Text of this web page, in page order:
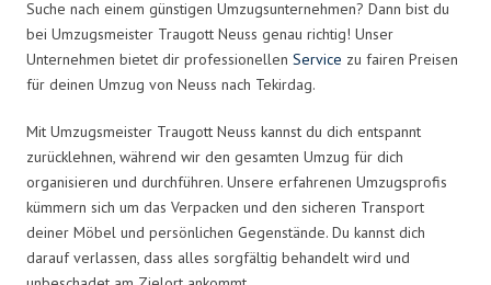
Suche nach einem günstigen Umzugsunternehmen? Dann bist du
bei Umzugsmeister Traugott Neuss genau richtig! Unser
Unternehmen bietet dir professionellen Service zu fairen Preisen
für deinen Umzug von Neuss nach Tekirdag.
Mit Umzugsmeister Traugott Neuss kannst du dich entspannt
zurücklehnen, während wir den gesamten Umzug für dich
organisieren und durchführen. Unsere erfahrenen Umzugsprofis
kümmern sich um das Verpacken und den sicheren Transport
deiner Möbel und persönlichen Gegenstände. Du kannst dich
darauf verlassen, dass alles sorgfältig behandelt wird und